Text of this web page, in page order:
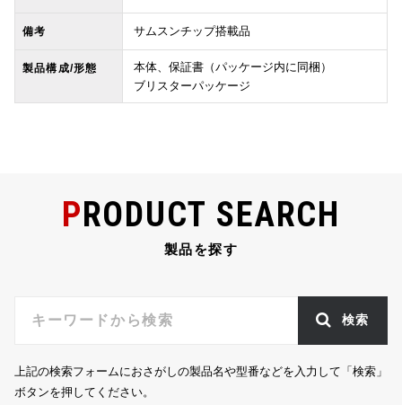
備考 サムスンチップ搭載品
製品構成/形態
本体、保証書（パッケージ内に同梱）
ブリスターパッケージ
PRODUCT SEARCH
製品を探す
検索
上記の検索フォームにおさがしの製品名や型番などを入力して「検索」
ボタンを押してください。